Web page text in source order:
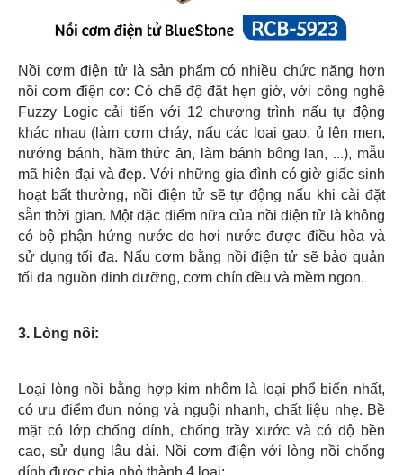
Nồi cơm điện tử là sản phẩm có nhiều chức năng hơn
nồi cơm điện cơ: Có chế độ đặt hẹn giờ, với công nghệ
Fuzzy Logic cải tiến với 12 chương trình nấu tự động
khác nhau (làm cơm cháy, nấu các loại gạo, ủ lên men,
nướng bánh, hầm thức ăn, làm bánh bông lan, ...), mẫu
mã hiện đại và đẹp. Với những gia đình có giờ giấc sinh
hoạt bất thường, nồi điện tử sẽ tự động nấu khi cài đặt
sẵn thời gian. Một đặc điểm nữa của nồi điện tử là không
có bộ phận hứng nước do hơi nước được điều hòa và
sử dụng tối đa. Nấu cơm bằng nồi điện tử sẽ bảo quản
tối đa nguồn dinh dưỡng, cơm chín đều và mềm ngon.
3. Lòng nồi:
Loại lòng nồi bằng hợp kim nhôm là loại phổ biến nhất,
có ưu điểm đun nóng và nguội nhanh, chất liệu nhẹ. Bề
mặt có lớp chống dính, chống trầy xước và có độ bền
cao, sử dụng lâu dài. Nồi cơm điện với lòng nồi chống
dính được chia nhỏ thành 4 loại: